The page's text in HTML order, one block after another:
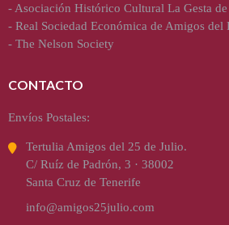
- Asociación Histórico Cultural La Gesta
- Real Sociedad Económica de Amigos del
- The Nelson Society
CONTACTO
Envíos Postales:
Tertulia Amigos del 25 de Julio.
C/ Ruíz de Padrón, 3 · 38002
Santa Cruz de Tenerife
info@amigos25julio.com